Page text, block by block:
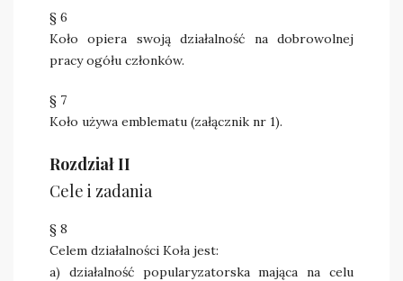
§ 6
Koło opiera swoją działalność na dobrowolnej
pracy ogółu członków.
§ 7
Koło używa emblematu (załącznik nr 1).
Rozdział II
Cele i zadania
§ 8
Celem działalności Koła jest:
a) działalność popularyzatorska mająca na celu